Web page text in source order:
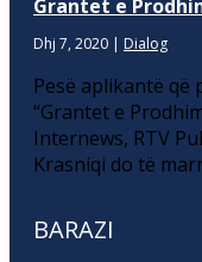
Grantet e
Dhj 7, 2020 | Dialog
Pesë aplikantë
“Grantet e
Internews, RTV
Krasniqi do të
BARAZI